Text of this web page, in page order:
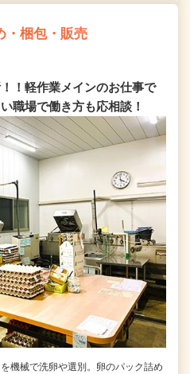
・梱包・販売
！軽作業メインのお仕事で
職場で働き方も応相談！
機械で洗卵や選別。卵のパック詰め